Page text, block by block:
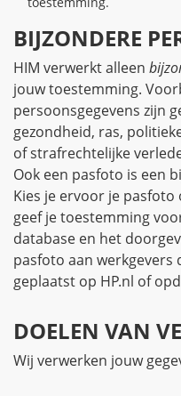
BIJZONDERE
HIM verwerkt alleen
jouw toestemming.
persoonsgegevens zijn
gezondheid, ras,
of strafrechtelijke
Ook een pasfoto is een
Kies je ervoor je pasfoto
geef je toestemming
database en het
pasfoto aan werkgevers
geplaatst op HP.nl of
DOELEN VAN
Wij verwerken jouw